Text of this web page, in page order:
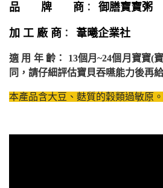
品 牌 商 ： 御膳寶寶粥
加 工 廠 商 ： 葦曦企業社
適 用 年 齡： 13個月~24個月寶寶(
同，請仔細評估寶貝吞嚥能力後再
本產品含大豆、麩質的穀類過敏原。